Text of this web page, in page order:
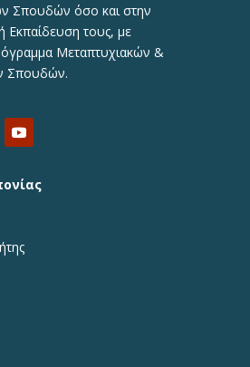
Σπουδών όσο και στην
Εκπαίδευση τους, με
Μεταπτυχιακών &
Σπουδών.